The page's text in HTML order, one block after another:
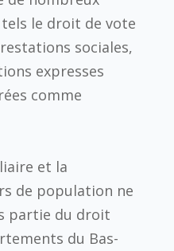
le droit de vote
sociales,
expresses
comme
et la
de population ne
partie du droit
du Bas-